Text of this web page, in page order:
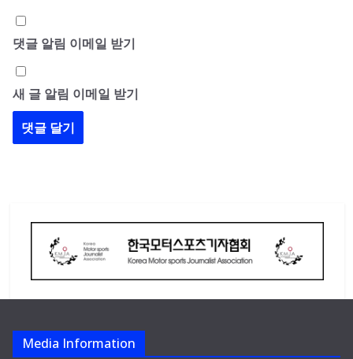
댓글 알림 이메일 받기
새 글 알림 이메일 받기
Media Information